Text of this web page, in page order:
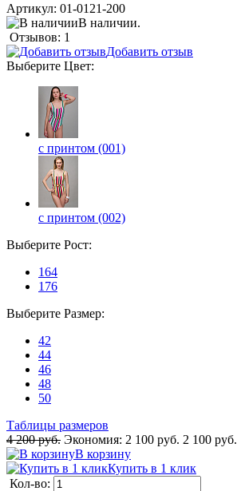
Артикул: 01-0121-200
В наличии.
Отзывов: 1
Добавить отзыв
Выберите Цвет:
с принтом (001)
с принтом (002)
Выберите Рост:
164
176
Выберите Размер:
42
44
46
48
50
Таблицы размеров
4 200 руб. Экономия: 2 100 руб. 2 100 руб.
В корзину
Купить в 1 клик
Кол-во: